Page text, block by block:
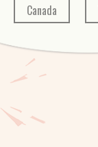
Canada